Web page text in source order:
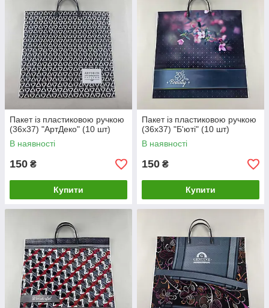
Пакет із пластиковою ручкою
(36х37) "АртДеко" (10 шт)
В наявності
150 ₴
Купити
Пакет із пластиковою ручкою
(36х37) "Б'юті" (10 шт)
В наявності
150 ₴
Купити